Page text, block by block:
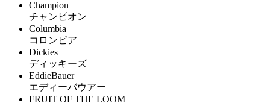
Champion
チャンピオン
Columbia
コロンビア
Dickies
ディッキーズ
EddieBauer
エディーバウアー
FRUIT OF THE LOOM